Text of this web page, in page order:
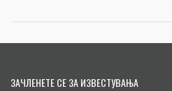
ЗАЧЛЕНЕТЕ СЕ ЗА ИЗВЕСТУВАЊА